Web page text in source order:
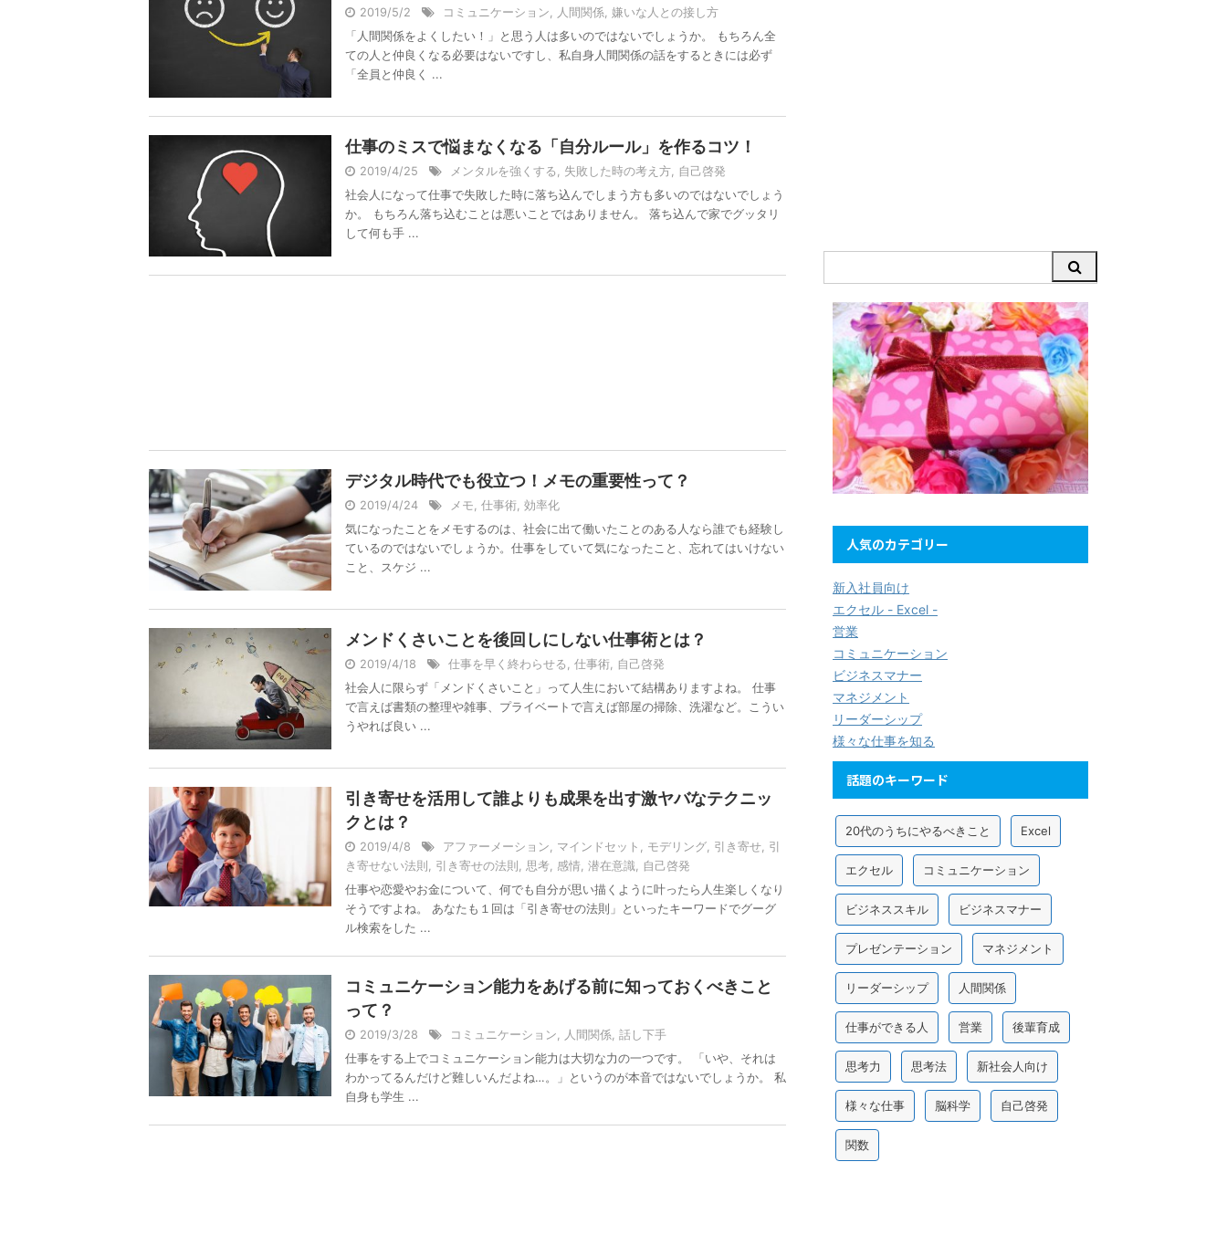
2019/5/2 コミュニケーション, 人間関係, 嫌いな人との接し方
「人間関係をよくしたい！」と思う人は多いのではないでしょうか。 もちろん全
ての人と仲良くなる必要はないですし、私自身人間関係の話をするときには必ず
「全員と仲良く ...
仕事のミスで悩まなくなる「自分ルール」を作るコツ！
2019/4/25 メンタルを強くする, 失敗した時の考え方, 自己啓発
社会人になって仕事で失敗した時に落ち込んでしまう方も多いのではないでしょう
か。 もちろん落ち込むことは悪いことではありません。 落ち込んで家でグッタリ
して何も手 ...
デジタル時代でも役立つ！メモの重要性って？
2019/4/24 メモ 仕事術 効率化
気になったことをメモするのは、社会に出て働いたことのある人なら誰でも経験し
ているのではないでしょうか。仕事をしていて気になったこと、忘れてはいけない
こと、スケジ ...
メンドくさいことを後回しにしない仕事術とは？
2019/4/18 仕事を早く終わらせる 仕事術
自己啓発
社会人に限らず「メンドくさいこと」って人生において結構ありますよね。 仕事
で言えば書類の整理や雑事、プライベートで言えば部屋の掃除、洗濯など。こうい
うやれば良い ...
引き寄せを活用して誰よりも成果を出す激ヤバなテクニッ
クとは？
2019/4/8 アファーメーション マインドセット モデリング 引き寄せ 引
き寄せない法則
引き寄せの法則 思考 感情 潜在意識
自己啓発
仕事や恋愛やお金について、何でも自分が思い描くように叶ったら人生楽しくなり
そうですよね。 あなたも１回は「引き寄せの法則」といったキーワードでグーグ
ル検索をした ...
コミュニケーション能力をあげる前に知っておくべきこと
って？
2019/3/28 コミュニケーション 人間関係 話し下手
仕事をする上でコミュニケーション能力は大切な力の一つです。 「いや、それは
わかってるんだけど難しいんだよね…。」というのが本音ではないでしょうか。 私
自身も学生 ...
人気のカテゴリー
新入社員向け
エクセル - Excel -
営業
コミュニケーション
ビジネスマナー
マネジメント
リーダーシップ
様々な仕事を知る
話題のキーワード
20代のうちにやるべきこと Excel
エクセル コミュニケーション
ビジネススキル ビジネスマナー
プレゼンテーション マネジメント
リーダーシップ 人間関係
仕事ができる人 営業 後輩育成
思考力 思考法 新社会人向け
様々な仕事 脳科学 自己啓発
関数